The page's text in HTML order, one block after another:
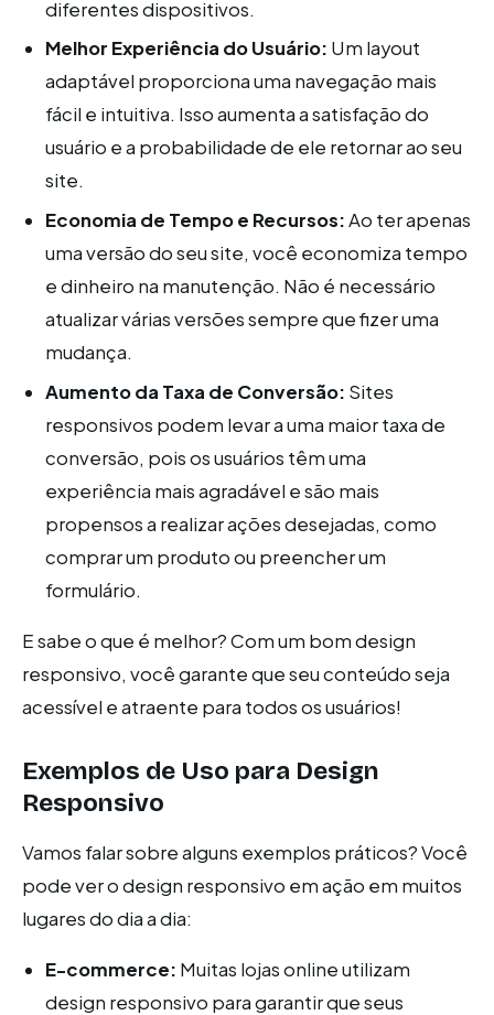
diferentes dispositivos.
Melhor Experiência do Usuário: Um layout
adaptável proporciona uma navegação mais
fácil e intuitiva. Isso aumenta a satisfação do
usuário e a probabilidade de ele retornar ao seu
site.
Economia de Tempo e Recursos:Ao ter apenas
uma versão do seu site, você economiza tempo
e dinheiro na manutenção. Não é necessário
atualizar várias versões sempre que fizer uma
mudança.
Aumento da Taxa de Conversão: Sites
responsivos podem levar a uma maior taxa de
conversão, pois os usuários têm uma
experiência mais agradável e são mais
propensos a realizar ações desejadas, como
comprar um produto ou preencher um
formulário.
E sabe o que é melhor? Com um bom design
responsivo, você garante que seu conteúdo seja
acessível e atraente para todos os usuários!
Exemplos de Uso para Design
Responsivo
Vamos falar sobre alguns exemplos práticos? Você
pode ver o design responsivo em ação em muitos
lugares do dia a dia:
E-commerce: Muitas lojas online utilizam
design responsivo para garantir que seus